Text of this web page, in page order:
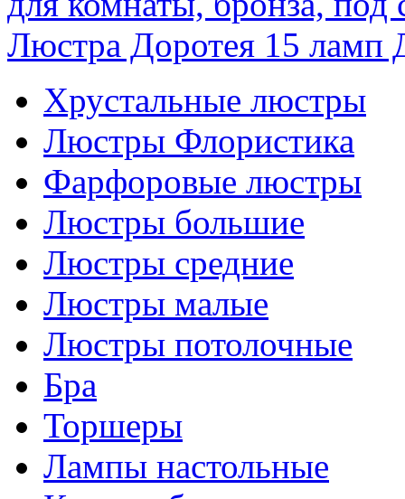
Люстра Доротея 15 ламп
Хрустальные люстры
Люстры Флористика
Фарфоровые люстры
Люстры большие
Люстры средние
Люстры малые
Люстры потолочные
Бра
Торшеры
Лампы настольные